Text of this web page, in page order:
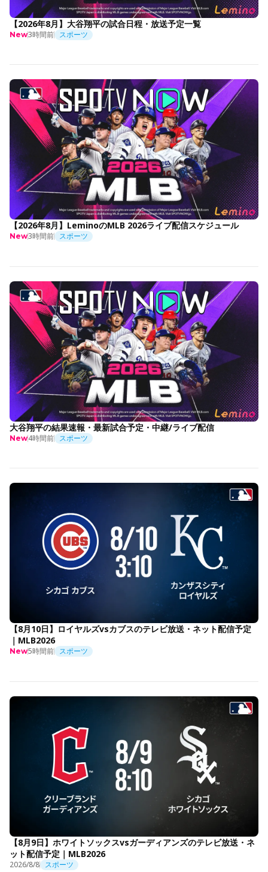
【2026年8月】大谷翔平の試合日程・放送予定一覧
New3時間前 スポーツ
【2026年8月】LeminoのMLB 2026ライブ配信スケジュール
New3時間前 スポーツ
大谷翔平の結果速報・最新試合予定・中継/ライブ配信
New4時間前 スポーツ
【8月10日】ロイヤルズvsカブスのテレビ放送・ネット配信予定
｜MLB2026
New5時間前 スポーツ
【8月9日】ホワイトソックスvsガーディアンズのテレビ放送・ネ
ット配信予定｜MLB2026
2026/8/8 スポーツ